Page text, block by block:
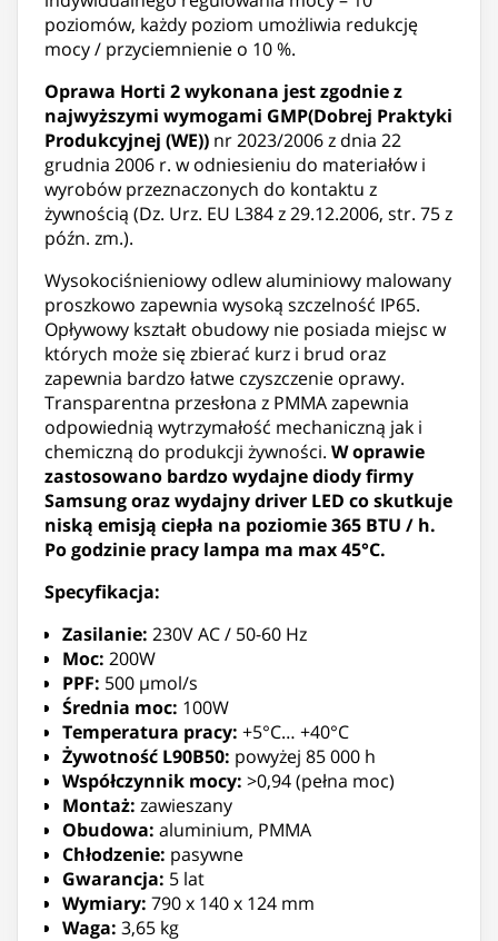
poziomów, każdy poziom umożliwia redukcję
mocy / przyciemnienie o 10 %.
Oprawa Horti 2 wykonana jest zgodnie z
najwyższymi wymogami GMP(Dobrej Praktyki
Produkcyjnej (WE)) nr 2023/2006 z dnia 22
grudnia 2006 r. w odniesieniu do materiałów i
wyrobów przeznaczonych do kontaktu z
żywnością (Dz. Urz. EU L384 z 29.12.2006, str. 75 z
późn. zm.).
Wysokociśnieniowy odlew aluminiowy malowany
proszkowo zapewnia wysoką szczelność IP65.
Opływowy kształt obudowy nie posiada miejsc w
których może się zbierać kurz i brud oraz
zapewnia bardzo łatwe czyszczenie oprawy.
Transparentna przesłona z PMMA zapewnia
odpowiednią wytrzymałość mechaniczną jak i
chemiczną do produkcji żywności. W oprawie
zastosowano bardzo wydajne diody firmy
Samsung oraz wydajny driver LED co skutkuje
niską emisją ciepła na poziomie 365 BTU / h.
Po godzinie pracy lampa ma max 45°C.
Specyfikacja:
Zasilanie: 230V AC / 50-60 Hz
Moc: 200W
PPF: 500 µmol/s
Średnia moc: 100W
Temperatura pracy: +5°C… +40°C
Żywotność L90B50: powyżej 85 000 h
Współczynnik mocy: >0,94 (pełna moc)
Montaż: zawieszany
Obudowa: aluminium, PMMA
Chłodzenie: pasywne
Gwarancja: 5 lat
Wymiary: 790 x 140 x 124 mm
Waga: 3,65 kg